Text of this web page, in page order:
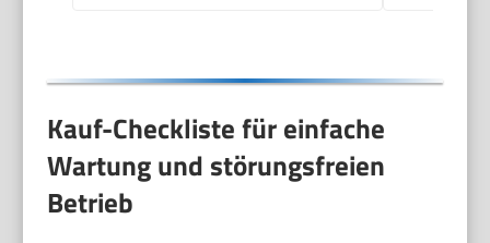
Kauf-Checkliste für einfache
Wartung und störungsfreien
Betrieb